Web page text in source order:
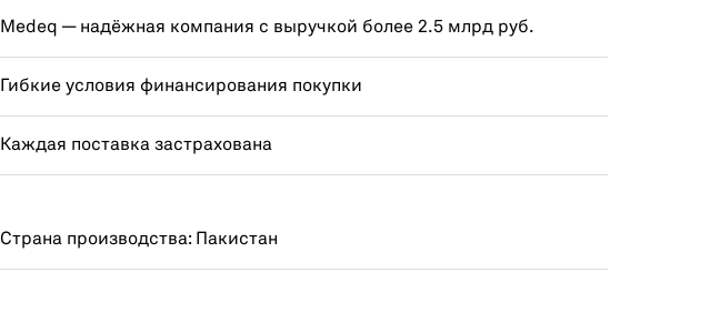
Medeq — надёжная компания с выручкой более 2.5 млрд руб.
Гибкие условия финансирования покупки
Каждая поставка застрахована
Страна производства: Пакистан